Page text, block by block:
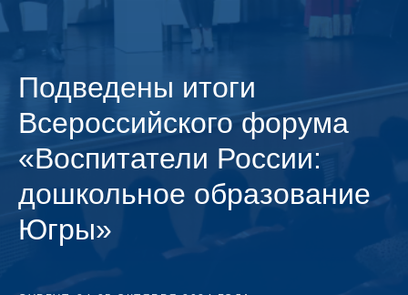
Подведены итоги
Всероссийского форума
«Воспитатели России:
дошкольное образование
Югры»